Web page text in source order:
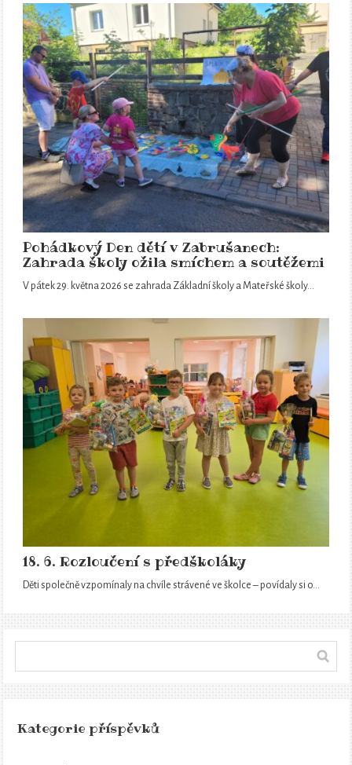
Pohádkový Den dětí v Zabrušanech:
Zahrada školy ožila smíchem a soutěžemi
V pátek 29. května 2026 se zahrada Základní školy a Mateřské školy…
18. 6. Rozloučení s předškoláky
Děti společně vzpomínaly na chvíle strávené ve školce – povídaly si o…
Kategorie příspěvků